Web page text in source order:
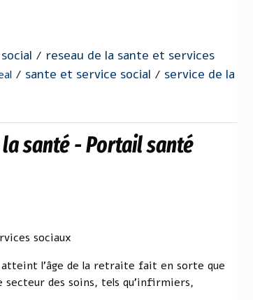
/ reseau de la sante et services
/ sante et service social / service de la
santé - Portail santé
sociaux
atteint l'âge de la retraite fait en sorte que
des soins, tels qu'infirmiers,